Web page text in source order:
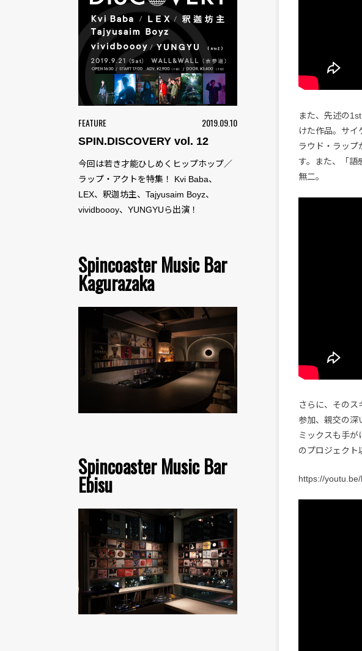
FEATURE 2019.09.10
SPIN.DISCOVERY vol. 12
今回は若き才能ひしめくヒップホップ／
ラップ・アクトを特集！ Kvi Baba、
LEX、釈迦坊主、Tajyusaim Boyz、
vividboooy、YUNGYUら出演！
Spincoaster Music Bar
Kagurazaka
Spincoaster Music Bar
Ebisu
また、先述の
けた作品。サイ
ラウド・ラップ
す。また、「語
無二。
さらに、そのス
参加、親交の深
ミックスも手が
のプロジェクト
https://